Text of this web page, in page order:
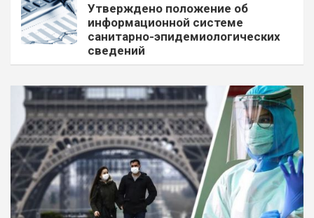
Утверждено положение об
информационной системе
санитарно-эпидемиологических
сведений